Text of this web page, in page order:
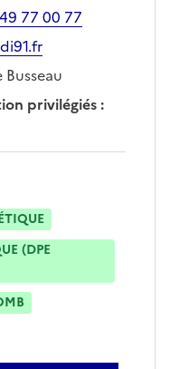
77 00 77
Busseau
privilégiés:
(DPE